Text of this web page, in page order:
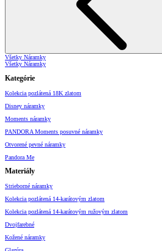
Všetky Náramky
Všetky Náramky
Kategórie
Kolekcia pozlátená 18K zlatom
Disney náramky
Moments náramky
PANDORA Moments posuvné náramky
Otvorené pevné náramky
Pandora Me
Materiály
Strieborné náramky
Kolekcia pozlátená 14-karátovým zlatom
Kolekcia pozlátená 14-karátovým ružovým zlatom
Dvojfarebné
Kožené náramky